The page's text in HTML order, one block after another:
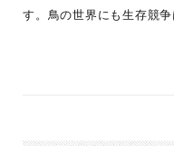
す。鳥の世界にも生存競争